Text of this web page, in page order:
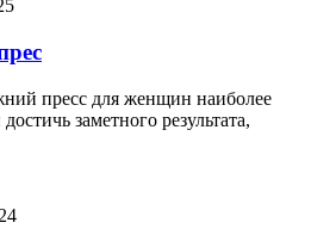
пресс для женщин наиболее
заметного результата,